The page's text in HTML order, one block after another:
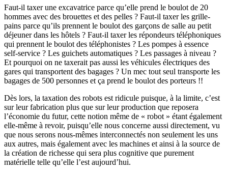
Faut-il taxer une excavatrice parce qu’elle prend le boulot de 20
hommes avec des brouettes et des pelles ? Faut-il taxer les grille-
pains parce qu’ils prennent le boulot des garçons de salle au petit
déjeuner dans les hôtels ? Faut-il taxer les répondeurs téléphoniques
qui prennent le boulot des téléphonistes ? Les pompes à essence
self-service ? Les guichets automatiques ? Les passages à niveau ?
Et pourquoi on ne taxerait pas aussi les véhicules électriques des
gares qui transportent des bagages ? Un mec tout seul transporte les
bagages de 500 personnes et ça prend le boulot des porteurs !!
Dès lors, la taxation des robots est ridicule puisque, à la limite, c’est
sur leur fabrication plus que sur leur production que reposera
l’économie du futur, cette notion même de « robot » étant également
elle-même à revoir, puisqu’elle nous concerne aussi directement, vu
que nous serons nous-mêmes interconnectés non seulement les uns
aux autres, mais également avec les machines et ainsi à la source de
la création de richesse qui sera plus cognitive que purement
matérielle telle qu’elle l’est aujourd’hui.